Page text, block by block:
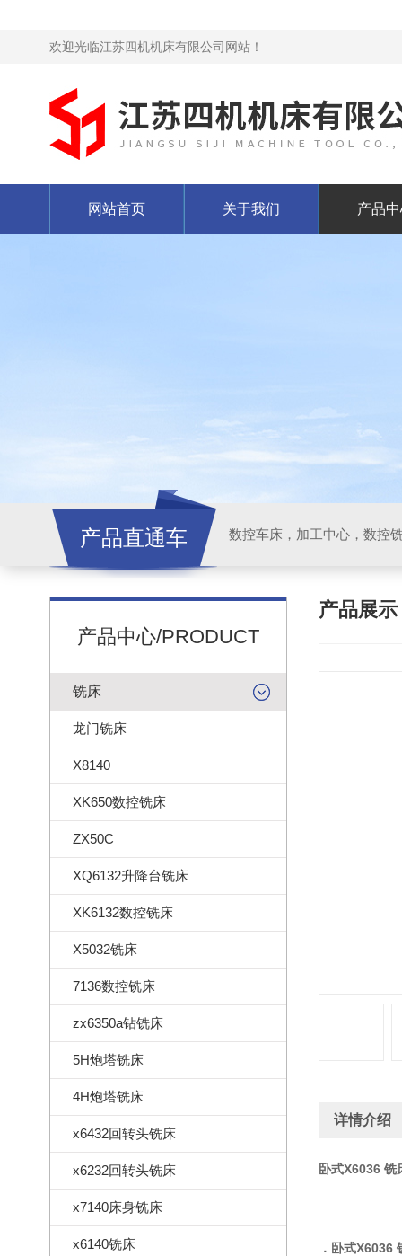
欢迎光临江苏四机机床有限公司网站！
网站首页 关于我们 产品
产品直通车
产品中心/PRODUCT
铣床
龙门铣床
X8140
XK650数控铣床
ZX50C
XQ6132升降台铣床
XK6132数控铣床
X5032铣床
7136数控铣床
zx6350a钻铣床
5H炮塔铣床
4H炮塔铣床
x6432回转头铣床
x6232回转头铣床
x7140床身铣床
x6140铣床
产品展示
详情介绍
卧式X6036 铣
．卧式X6036